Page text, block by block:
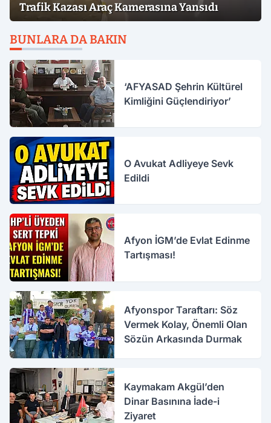
Trafik Kazası Araç Kamerasına Yansıdı
BUNLARA DA BAKIN
‘AFYASAD Şehrin Kültürel
Kimliğini Güçlendiriyor’
O Avukat Adliyeye Sevk
Edildi
Afyon İGM’de Evlat Edinme
Tartışması!
Afyonspor Taraftarı: Söz
Vermek Kolay, Önemli Olan
Sözün Arkasında Durmak
Kaymakam Akgül’den
Dinar Basınına İade-i
Ziyaret